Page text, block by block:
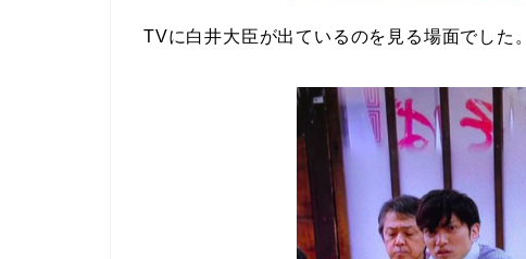
TVに白井大臣が出ているのを見る場面でした。